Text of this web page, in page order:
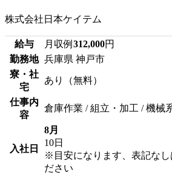
株式会社日本ケイテム
給与 月収例 312,000円
勤務地 兵庫県 神戸市
寮・社
宅
あり（無料）
仕事内
容
倉庫作業 / 組立・加工 / 機械
入社日
8月
10日
※目安になります、表記なし
ださい